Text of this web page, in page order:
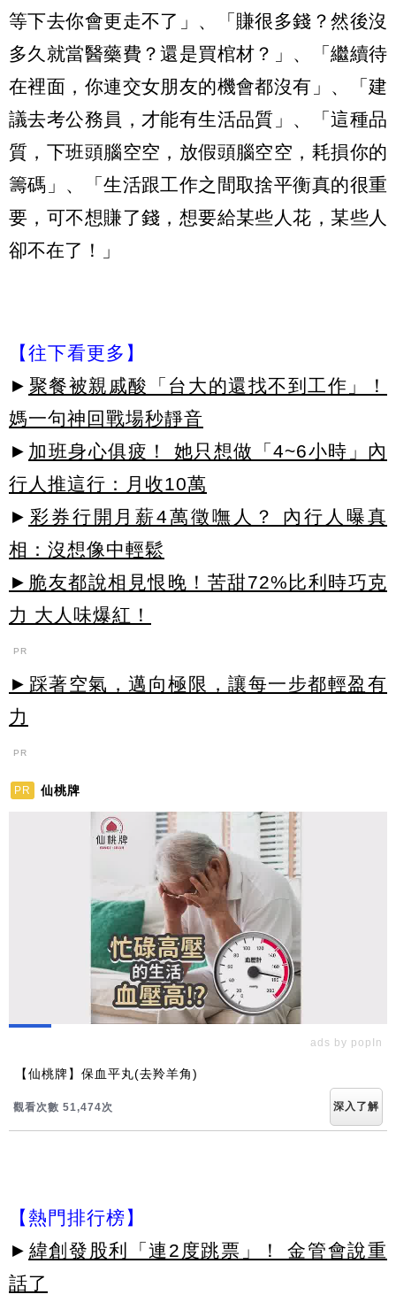
等下去你會更走不了」、「賺很多錢？然後沒
多久就當醫藥費？還是買棺材？」、「繼續待
在裡面，你連交女朋友的機會都沒有」、「建
議去考公務員，才能有生活品質」、「這種品
質，下班頭腦空空，放假頭腦空空，耗損你的
籌碼」、「生活跟工作之間取捨平衡真的很重
要，可不想賺了錢，想要給某些人花，某些人
卻不在了！」
【往下看更多】
► 聚餐被親戚酸「台大的還找不到工作」！
媽一句神回戰場秒靜音
► 加班身心俱疲！ 她只想做「4~6小時」內
行人推這行：月收10萬
► 彩券行開月薪4萬徵嘸人？ 內行人曝真
相：沒想像中輕鬆
►脆友都說相見恨晚！苦甜72%比利時巧克
力 大人味爆紅！
PR
►踩著空氣，邁向極限，讓每一步都輕盈有
力
PR
PR 仙桃牌
ads by popIn
【仙桃牌】保血平丸(去羚羊角)
觀看次數 51,474次 深入了解
【熱門排行榜】
► 緯創發股利「連2度跳票」！ 金管會說重
話了